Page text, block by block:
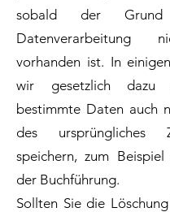
sobald der
Datenverarbeitung
vorhanden ist. In
wir gesetzlich dazu
bestimmte Daten auch
des ursprüngliches
speichern, zum Beispiel
der Buchführung.
Sollten Sie die